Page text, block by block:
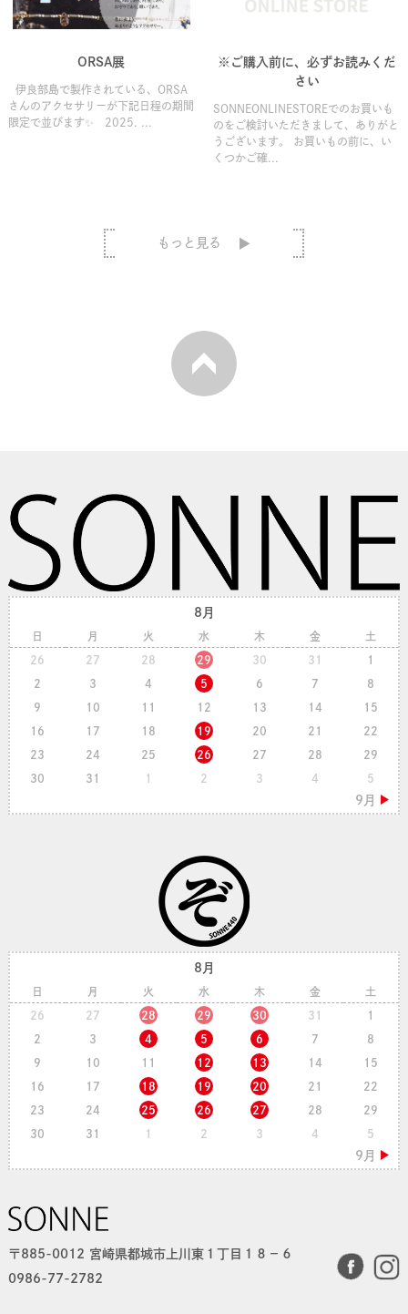
ORSA展
伊良部島で製作されている、ORSA
さんのアクセサリーが下記日程の期間
限定で並びます✨ 2025. ...
※ご購入前に、必ずお読みくだ
さい
SONNEONLINESTOREでのお買いも
のをご検討いただきまして、ありがと
うございます。 お買いもの前に、い
くつかご確...
もっと見る
8月
日 月 火 水 木 金 土
26 27 28 29 30 31 1
2 3 4 5 6 7 8
9 10 11 12 13 14 15
16 17 18 19 20 21 22
23 24 25 26 27 28 29
30 31 1 2 3 4 5
8月
日 月 火 水 木 金 土
26 27 28 29 30 31 1
2 3 4 5 6 7 8
9 10 11 12 13 14 15
16 17 18 19 20 21 22
23 24 25 26 27 28 29
30 31 1 2 3 4 5
〒885-0012 宮崎県都城市上川東１丁目１８−６
0986-77-2782